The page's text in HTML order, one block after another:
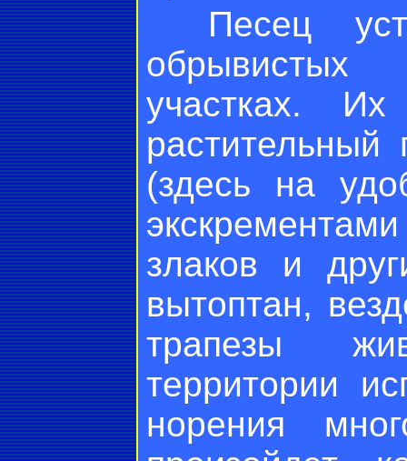
Песец
участках.
растительный
(здесь на
злаков и
вытоптан,
трапезы
территории
норения